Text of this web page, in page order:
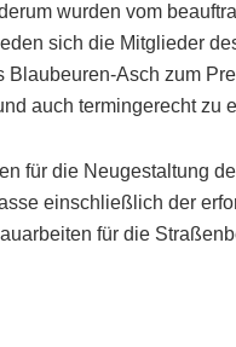
wurden vom
sich die Mitglieder
Blaubeuren-Asch zum
auch termingerecht zu
für die Neugestaltung
einschließlich der
für die